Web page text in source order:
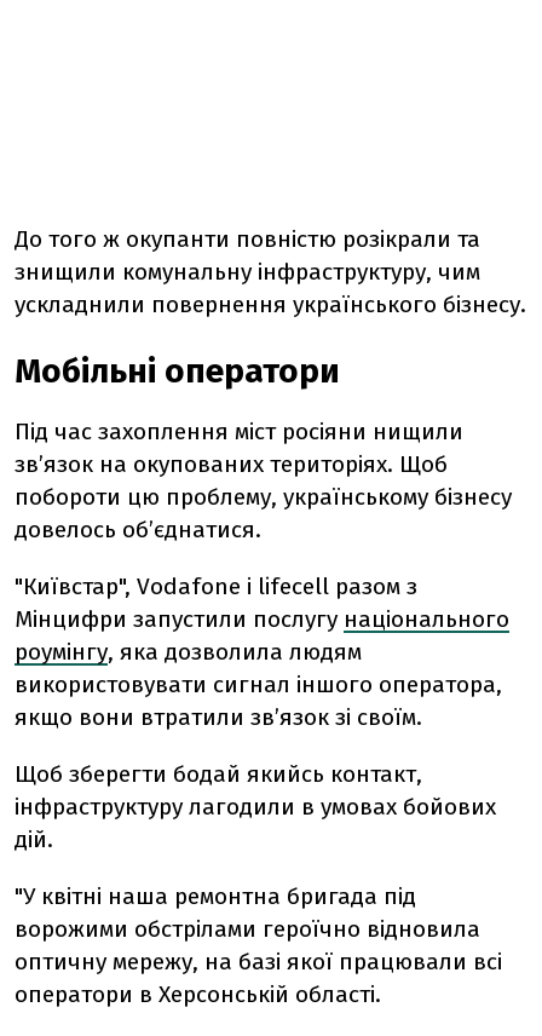
До того ж окупанти повністю розікрали та
знищили комунальну інфраструктуру, чим
ускладнили повернення українського бізнесу.
Мобільні оператори
Під час захоплення міст росіяни нищили
зв’язок на окупованих територіях. Щоб
побороти цю проблему, українському бізнесу
довелось об’єднатися.
"Київстар", Vodafone і lifecell разом з
Мінцифри запустили послугу національного
роумінгу, яка дозволила людям
використовувати сигнал іншого оператора,
якщо вони втратили зв’язок зі своїм.
Щоб зберегти бодай якийсь контакт,
інфраструктуру лагодили в умовах бойових
дій.
"У квітні наша ремонтна бригада під
ворожими обстрілами героїчно відновила
оптичну мережу, на базі якої працювали всі
оператори в Херсонській області.